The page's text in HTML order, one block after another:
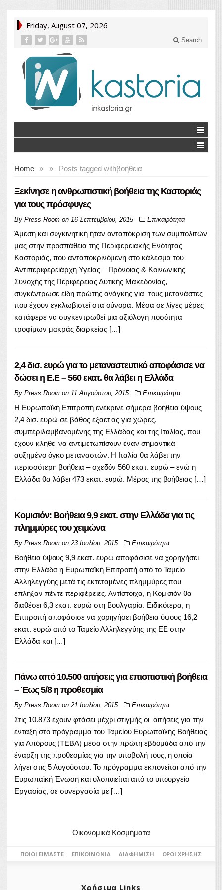
Friday, August 07, 2026
Search
Home » Posts tagged with
» βοήθεια
Ξεκίνησε η ανθρωπιστική βοήθεια της Καστοριάς
για τους πρόσφυγες
By Press Room on 16 Σεπτεμβρίου, 2015 Επικαιρότητα
Άμεση και συγκινητική ήταν ανταπόκριση των συμπολιτών
μας στην προσπάθεια της Περιφερειακής Ενότητας
Καστοριάς, που ανταποκρινόμενη στο κάλεσμα του
Αντιπεριφερειάρχη Υγείας – Πρόνοιας & Κοινωνικής
Συνοχής της Περιφέρειας Δυτικής Μακεδονίας,
συγκέντρωσε είδη πρώτης ανάγκης για τους μετανάστες
που έχουν εγκλωβιστεί στα σύνορα. Μέσα σε λίγες μέρες
κατάφερε να συγκεντρωθεί μια αξιόλογη ποσότητα
τροφίμων μακράς διαρκείας […]
2,4 δισ. ευρώ για το μεταναστευτικό αποφάσισε να
δώσει η Ε.Ε – 560 εκατ. θα λάβει η Ελλάδα
By Press Room on 11 Αυγούστου, 2015 Επικαιρότητα
Η Ευρωπαϊκή Επιτροπή ενέκρινε σήμερα βοήθεια ύψους
2,4 δισ. ευρώ σε βάθος εξαετίας για χώρες,
συμπεριλαμβανομένης της Ελλάδας και της Ιταλίας, που
έχουν κληθεί να αντιμετωπίσουν έναν σημαντικά
αυξημένο όγκο μεταναστών. Η Ιταλία θα λάβει την
περισσότερη βοήθεια – σχεδόν 560 εκατ. ευρώ – ενώ η
Ελλάδα θα λάβει 473 εκατ. ευρώ. Μέρος της βοήθειας […]
Κομισιόν: Βοήθεια 9,9 εκατ. στην Ελλάδα για τις
πλημμύρες του χειμώνα
By Press Room on 23 Ιουλίου, 2015 Επικαιρότητα
Βοήθεια ύψους 9,9 εκατ. ευρώ αποφάσισε να χορηγήσει
στην Ελλάδα η Ευρωπαϊκή Επιτροπή από το Ταμείο
Αλληλεγγύης μετά τις εκτεταμένες πλημμύρες που
έπληξαν πέντε περιφέρειες. Αντίστοιχα, η Κομισιόν θα
διαθέσει 6,3 εκατ. ευρώ στη Βουλγαρία. Ειδικότερα, η
Επιτροπή αποφάσισε να χορηγήσει βοήθεια ύψους 16,2
εκατ. ευρώ από το Ταμείο Αλληλεγγύης της ΕΕ στην
Ελλάδα και […]
Πάνω από 10.500 αιτήσεις για επισιτιστική βοήθεια
– Έως 5/8 η προθεσμία
By Press Room on 21 Ιουλίου, 2015 Επικαιρότητα
Στις 10.873 έχουν φτάσει μέχρι στιγμής οι αιτήσεις για την
ένταξη στο πρόγραμμα του Ταμείου Ευρωπαϊκής Βοήθειας
για Απόρους (ΤΕΒΑ) μέσα στην πρώτη εβδομάδα από την
έναρξη της προθεσμίας για την υποβολή τους, η οποία
λήγει στις 5 Αυγούστου. Το πρόγραμμα εκπονείται από την
Ευρωπαϊκή Ένωση και υλοποιείται από το υπουργείο
Εργασίας, σε συνεργασία με […]
Οικονομικά Κοσμήματα
ΠΟΙΟΙ ΕΊΜΑΣΤΕ ΕΠΙΚΟΙΝΩΝΊΑ ΔΙΑΦΉΜΙΣΗ ΌΡΟΙ ΧΡΉΣΗΣ
Χρήσιμα Links